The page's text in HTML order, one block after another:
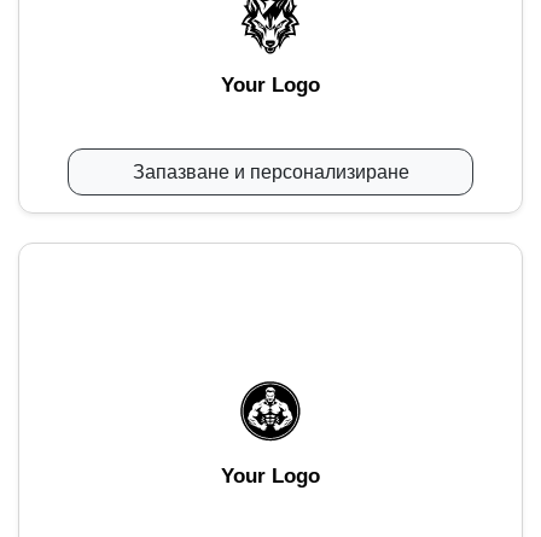
Your Logo
Запазване и персонализиране
Your Logo